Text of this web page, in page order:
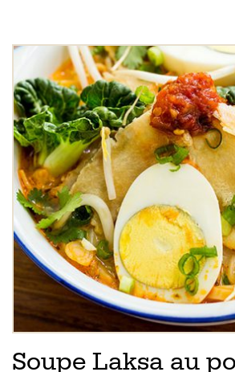
Soupe Laksa au